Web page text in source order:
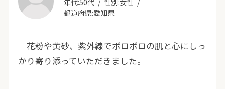
年代:50代 性別:女性
都道府県:愛知県
花粉や黄砂、紫外線でボロボロの肌と心にしっ
かり寄り添っていただきました。